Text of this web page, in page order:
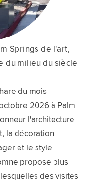
Springs de l'art,
du milieu du siècle
du mois
2026 à Palm
l'architecture
la décoration
et le style
propose plus
des visites